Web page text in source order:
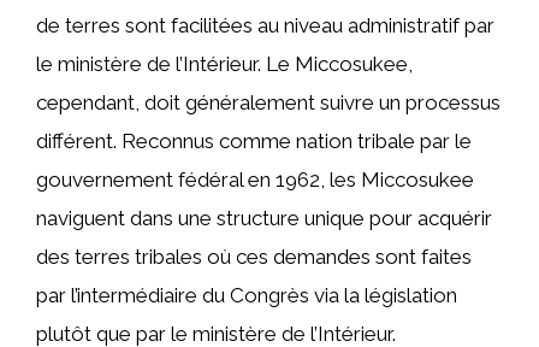
de terres sont facilitées au niveau administratif par
le ministère de l’Intérieur. Le Miccosukee,
cependant, doit généralement suivre un processus
différent. Reconnus comme nation tribale par le
gouvernement fédéral en 1962, les Miccosukee
naviguent dans une structure unique pour acquérir
des terres tribales où ces demandes sont faites
par l’intermédiaire du Congrès via la législation
plutôt que par le ministère de l’Intérieur.